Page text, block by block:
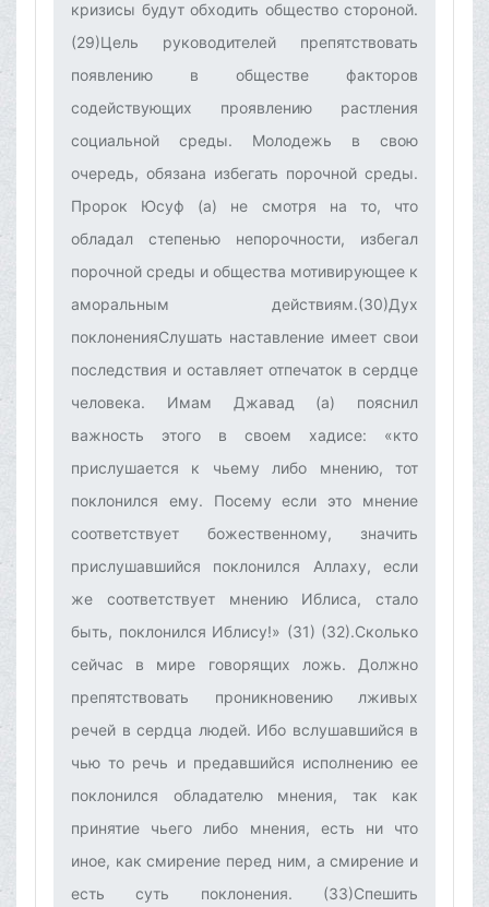
кризисы будут обходить общество стороной.
(29)Цель руководителей препятствовать
появлению в обществе факторов
содействующих проявлению растления
социальной среды. Молодежь в свою
очередь, обязана избегать порочной среды.
Пророк Юсуф (а) не смотря на то, что
обладал степенью непорочности, избегал
порочной среды и общества мотивирующее к
аморальным действиям.(30)Дух
поклоненияСлушать наставление имеет свои
последствия и оставляет отпечаток в сердце
человека. Имам Джавад (а) пояснил
важность этого в своем хадисе: «кто
прислушается к чьему либо мнению, тот
поклонился ему. Посему если это мнение
соответствует божественному, значить
прислушавшийся поклонился Аллаху, если
же соответствует мнению Иблиса, стало
быть, поклонился Иблису!» (31) (32).Сколько
сейчас в мире говорящих ложь. Должно
препятствовать проникновению лживых
речей в сердца людей. Ибо вслушавшийся в
чью то речь и предавшийся исполнению ее
поклонился обладателю мнения, так как
принятие чьего либо мнения, есть ни что
иное, как смирение перед ним, а смирение и
есть суть поклонения. (33)Спешить